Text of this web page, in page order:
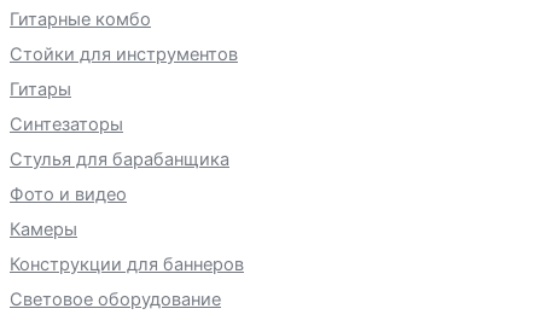
Гитарные комбо
Стойки для инструментов
Гитары
Синтезаторы
Стулья для барабанщика
Фото и видео
Камеры
Конструкции для баннеров
Световое оборудование